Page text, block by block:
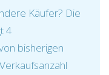
Käufer? Die
4
bisherigen